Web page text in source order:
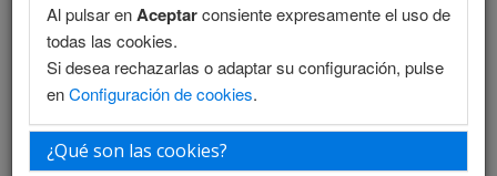
Al pulsar enAceptarconsiente expresamente el uso de
todas las cookies.
Si desea rechazarlas o adaptar su configuración, pulse
enConfiguración de cookies.
¿Qué son las cookies?
Programa Enfermería
Programa Enfermería (PDF)
Programa PDF
Plantilla